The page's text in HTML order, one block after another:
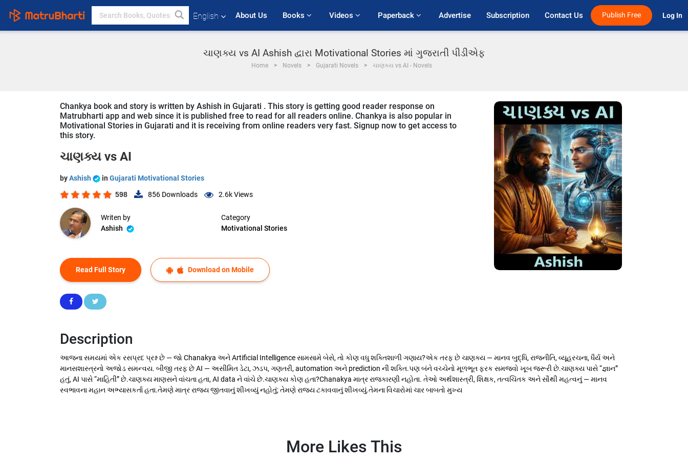
English About Us Books Videos Paperback Advertise Subscription Contact Us Publish Free Log In
ચાણક્ય vs AI Ashish દ્વારા Motivational Stories માં ગુજરાતી પીડીએફ
Home Novels Gujarati Novels ચાણક્ય vs AI - Novels
Chankya book and story is written by Ashish in Gujarati . This story is getting good reader response on
Matrubharti app and web since it is published free to read for all readers online. Chankya is also popular in
Motivational Stories in Gujarati and it is receiving from online readers very fast. Signup now to get access to
this story.
ચાણક્ય vs AI
byAshish in Gujarati Motivational Stories
598 856 Downloads 2.6kViews
Writen by
Ashish
Category
Motivational Stories
Read Full Story Download on Mobile
Description
આજના સમયમાં એક રસપ્રદ પ્રશ્ન છે — જો Chanakya અને Artificial Intelligence સામસામે બેસે, તો કોણ વધુ શક્તિશાળી ગણાય?એક તરફ છે ચાણક્ય — માનવ બુદ્ધિ, રાજનીતિ, વ્યૂહરચના, ધૈર્ય અને
માનસશાસ્ત્રનો અજોડ સમન્વય. બીજી તરફ છે AI — અસીમિત ડેટા, ઝડપ, ગણતરી, automation અને prediction ની શક્તિ.પણ બંને વચ્ચેનો મૂળભૂત ફરક સમજવો ખૂબ જરૂરી છે.ચાણક્ય પાસે “જ્ઞાન”
હતું, AI પાસે “માહિતી” છે.ચાણક્ય માણસને વાંચતા હતા, AI data ને વાંચે છે.ચાણક્ય કોણ હતા?Chanakya માત્ર રાજકારણી નહોતા. તેઓ અર્થશાસ્ત્રી, શિક્ષક, તત્વચિંતક અને સૌથી મહત્વનું — માનવ
સ્વભાવના મહાન અભ્યાસકર્તા હતા.તેમણે માત્ર રાજ્ય જીતવાનું શીખવ્યું નહોતું; તેમણે રાજ્ય ટકાવવાનું શીખવ્યું.તેમના વિચારોમાં ચાર બાબતો મુખ્ય
More Likes This